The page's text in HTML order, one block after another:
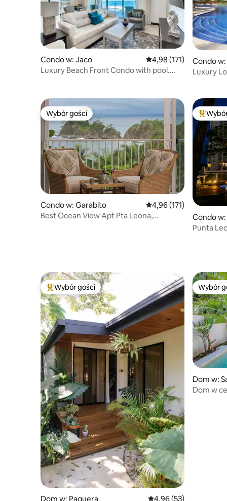
Condo w: Jaco Średnia ocena: 4,98 na
4,98 (171)
Luxury Beach Front Condo with pool.
Condo
Luxury
Wybór gości
Wybór gości
Condo w: Garabito Średnia ocena: 4,96 na
4,96 (171)
Best Ocean View Apt Pta Leona,
Condo
Punta
basen +
Najpopularniejsze z kategorii Wybór gości
Wybór gości
Dom w: Paquera Średnia ocena: 4,96 na
4,96 (53)
Wybór
Wybór
Dom w:
Dom w